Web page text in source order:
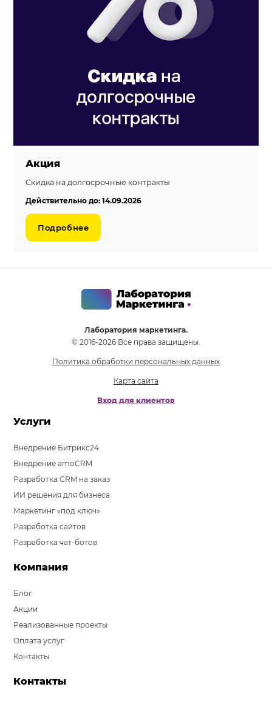
Акция
Скидка на долгосрочные контракты
Действительно до: 14.09.2026
Подробнее
Лаборатория маркетинга.
© 2016-2026 Все права защищены.
Политика обработки персональных данных
Карта сайта
Вход для клиентов
Услуги
Внедрение Битрикс24
Внедрение amoCRM
Разработка CRM на заказ
ИИ решения для бизнеса
Маркетинг «под ключ»
Разработка сайтов
Разработка чат-ботов
Компания
Блог
Акции
Реализованные проекты
Оплата услуг
Контакты
Контакты